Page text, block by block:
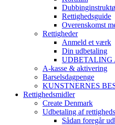
Rettighedsguide
Overenskomst
Rettigheder
Anmeld et værk
Din udbetaling
UDBETALING
A-kasse & aktivering
Barselsdagpenge
KUNSTNERNES
Rettighedsmidler
Create Denmark
Udbetaling af
Sådan foregår